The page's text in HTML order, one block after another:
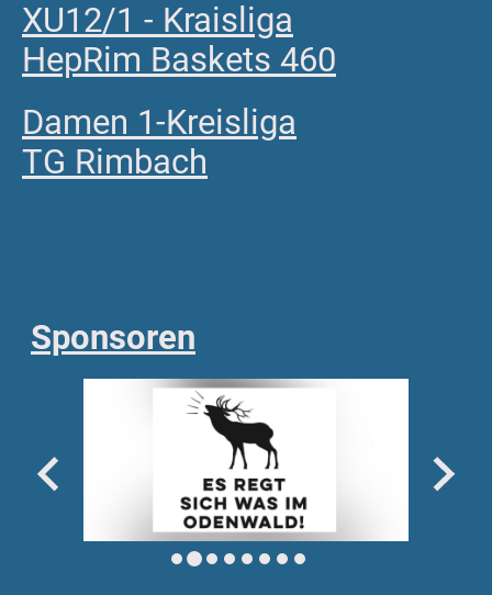
XU12/1 - Kraisliga
HepRim Baskets 460
Damen 1-Kreisliga
TG Rimbach
Sponsoren